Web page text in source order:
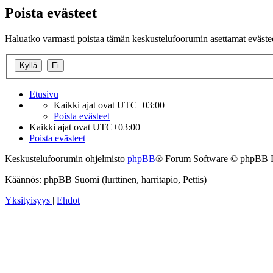
Poista evästeet
Haluatko varmasti poistaa tämän keskustelufoorumin asettamat
Etusivu
Kaikki ajat ovat UTC+03:00
Poista evästeet
Kaikki ajat ovat UTC+03:00
Poista evästeet
Keskustelufoorumin ohjelmisto phpBB® Forum Software © phpBB
Käännös: phpBB Suomi (lurttinen, harritapio, Pettis)
Yksityisyys | Ehdot